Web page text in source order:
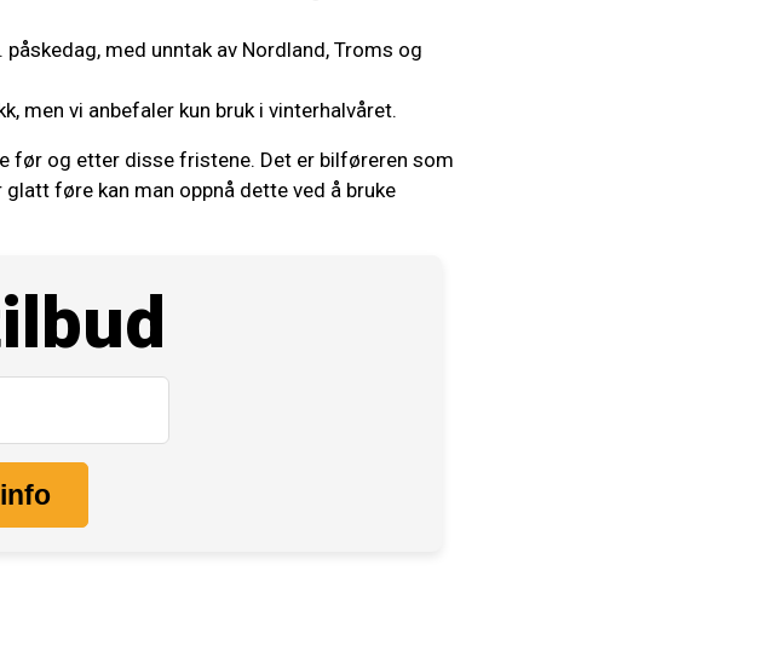
med unntak av Nordland, Troms og
men vi anbefaler kun bruk i vinterhalvåret.
før og etter disse fristene. Det er bilføreren som
føre kan man oppnå dette ved å bruke